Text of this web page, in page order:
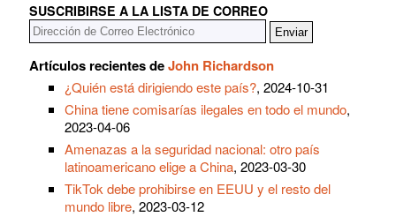
SUSCRIBIRSE A LA LISTA DE CORREO
Artículos recientes deJohn Richardson
¿Quién está dirigiendo este país?, 2024-10-31
China tiene comisarías ilegales en todo el mundo,
2023-04-06
Amenazas a la seguridad nacional: otro país
latinoamericano elige a China, 2023-03-30
TikTok debe prohibirse en EEUU y el resto del
mundo libre, 2023-03-12